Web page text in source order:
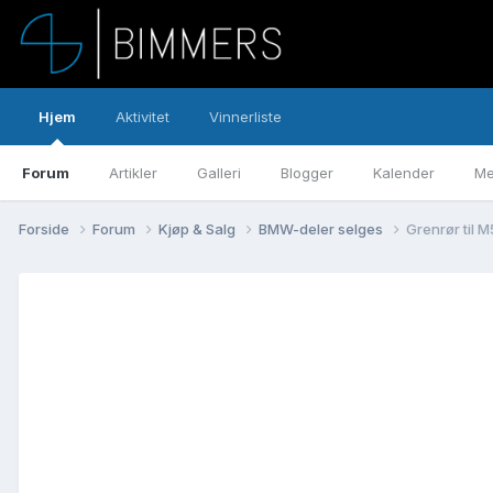
Hjem
Forum Artikler Galleri Blogger Kalender
Aktivitet Vinnerliste
Forside Forum Kjøp & Salg BMW-deler selges Grenrør til